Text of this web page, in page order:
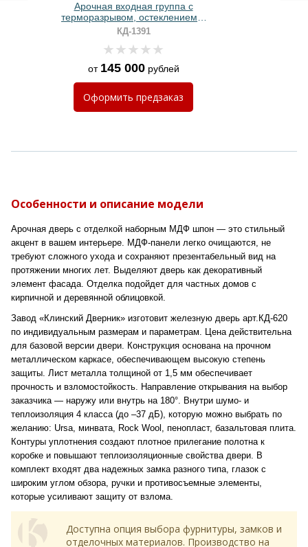
Арочная входная группа с
терморазрывом, остеклением и
панелями МДФ антрацит
КД-1391
от 145 000рублей
Оформить предзаказ
Особенности и описание модели
Арочная дверь с отделкой наборным МДФ шпон — это стильный
акцент в вашем интерьере. МДФ-панели легко очищаются, не
требуют сложного ухода и сохраняют презентабельный вид на
протяжении многих лет. Выделяют дверь как декоративный
элемент фасада. Отделка подойдет для частных домов с
кирпичной и деревянной облицовкой.
Завод «Клинский Дверник» изготовит железную дверь арт.КД-620
по индивидуальным размерам и параметрам. Цена действительна
для базовой версии двери. Конструкция основана на прочном
металлическом каркасе, обеспечивающем высокую степень
защиты. Лист металла толщиной от 1,5 мм обеспечивает
прочность и взломостойкость. Направление открывания на выбор
заказчика — наружу или внутрь на 180°. Внутри шумо- и
теплоизоляция 4 класса (до –37 дБ), которую можно выбрать по
желанию: Ursa, минвата, Rock Wool, пенопласт, базальтовая плита.
Контуры уплотнения создают плотное прилегание полотна к
коробке и повышают теплоизоляционные свойства двери. В
комплект входят два надежных замка разного типа, глазок с
широким углом обзора, ручки и противосъемные элементы,
которые усиливают защиту от взлома.
Доступна опция выбора фурнитуры, замков и
отделочных материалов. Производство на